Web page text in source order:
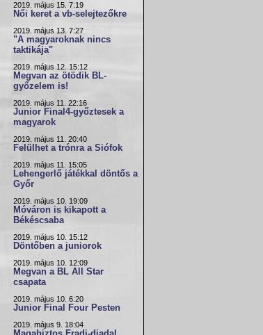
2019. május 15. 7:19
Női keret a vb-selejtezőkre
2019. május 13. 7:27
"A magyaroknak nincs
taktikája"
2019. május 12. 15:12
Megvan az ötödik BL-
győzelem is!
2019. május 11. 22:16
Junior Final4-győztesek a
magyarok
2019. május 11. 20:40
Felülhet a trónra a Siófok
2019. május 11. 15:05
Lehengerlő játékkal döntős a
Győr
2019. május 10. 19:09
Móváron is kikapott a
Békéscsaba
2019. május 10. 15:12
Döntőben a juniorok
2019. május 10. 12:09
Megvan a BL All Star
csapata
2019. május 10. 6:20
Junior Final Four Pesten
2019. május 9. 18:04